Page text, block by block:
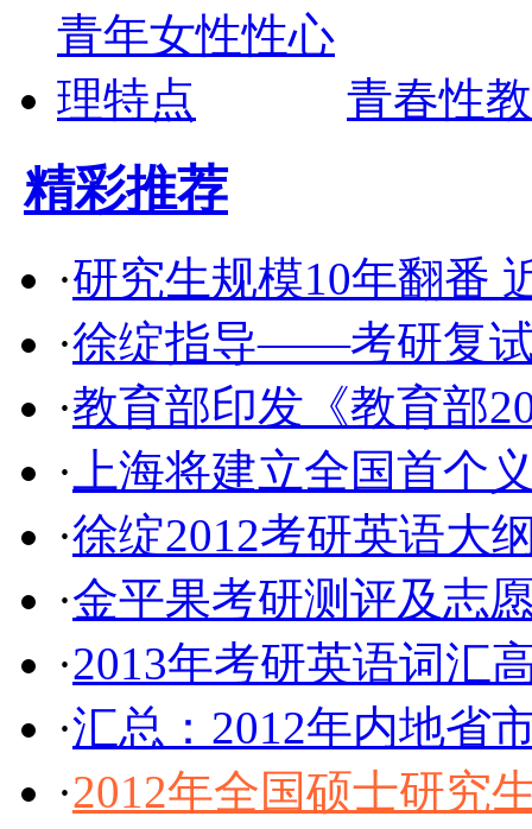
青春性
精彩推荐
·研究生规模10年翻番
·徐绽指导——考研复
·教育部印发《教育部
· 上海将建立全国首个
·徐绽2012考研英语大
·金平果考研测评及志
·2013年考研英语词汇
·汇总：2012年内地省
·2012年全国硕士研究